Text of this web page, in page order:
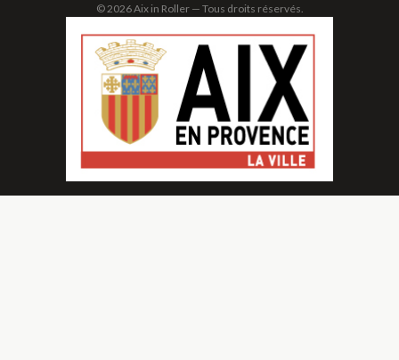
© 2026 Aix in Roller — Tous droits réservés.